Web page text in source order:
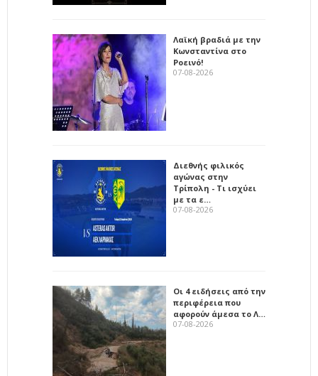
Λαϊκή βραδιά με την
Κωνσταντίνα στο
Ροεινό!
07-08-2026
Διεθνής φιλικός
αγώνας στην
Τρίπολη - Τι ισχύει
με τα ε…
07-08-2026
Οι 4 ειδήσεις από την
περιφέρεια που
αφορούν άμεσα το Λ…
07-08-2026